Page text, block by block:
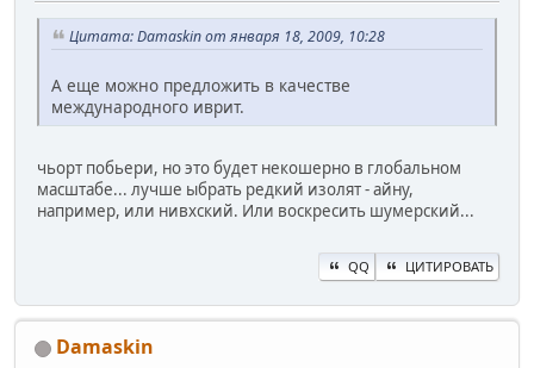
Цитата: Damaskin от января 18, 2009, 10:28
А еще можно предложить в качестве
международного иврит.
чьорт побьери, но это будет некошерно в глобальном
масштабе... лучше ыбрать редкий изолят - айну,
например, или нивхский. Или воскресить шумерский...
QQ ЦИТИРОВАТЬ
Damaskin